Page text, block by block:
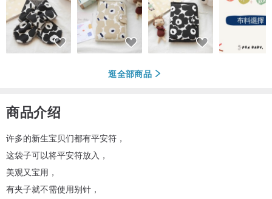
逛全部商品
商品介绍
许多的新生宝贝们都有平安符，
这袋子可以将平安符放入，
美观又宝用，
有夹子就不需使用别针，